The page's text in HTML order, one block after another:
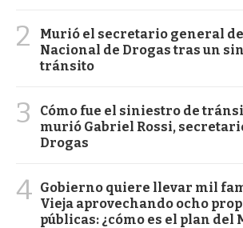
2
Murió el secretario general
Nacional de Drogas tras un
tránsito
3
Cómo fue el siniestro de
murió Gabriel Rossi,
Drogas
4 Gobierno quiere llevar mil
Vieja aprovechando ocho
públicas: ¿cómo es el plan del